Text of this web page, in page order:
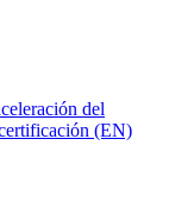
del
(EN)